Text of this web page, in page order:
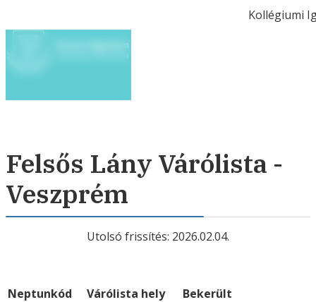
Kollégiumi
Felsős Lány Várólista -
Veszprém
Utolsó frissítés: 2026.02.04.
Neptunkód Várólista hely
Bekerült